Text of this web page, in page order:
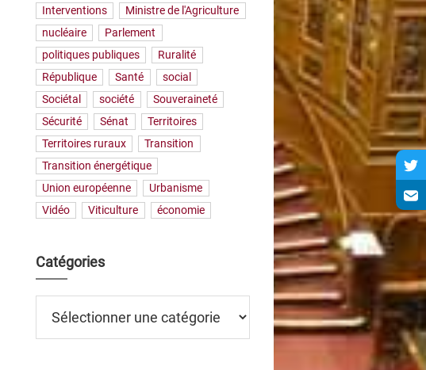
Interventions
Ministre de l'Agriculture
nucléaire
Parlement
politiques publiques
Ruralité
République
Santé
social
Sociétal
société
Souveraineté
Sécurité
Sénat
Territoires
Territoires ruraux
Transition
Transition énergétique
Union européenne
Urbanisme
Vidéo
Viticulture économie
Catégories